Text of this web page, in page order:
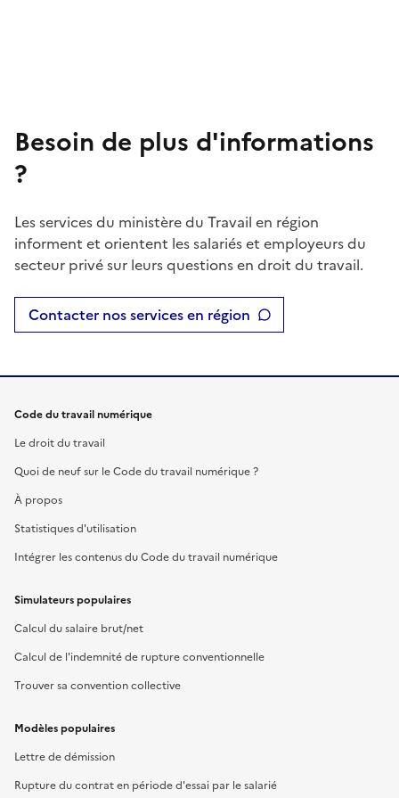
Besoin de plus d'informations
?
Les services du ministère du Travail en région
informent et orientent les salariés et employeurs du
secteur privé sur leurs questions en droit du travail.
Contacter nos services en région
Code du travail numérique
Le droit du travail
Quoi de neuf sur le Code du travail numérique ?
À propos
Statistiques d'utilisation
Intégrer les contenus du Code du travail numérique
Simulateurs populaires
Calcul du salaire brut/net
Calcul de l'indemnité de rupture conventionnelle
Trouver sa convention collective
Modèles populaires
Lettre de démission
Rupture du contrat en période d'essai par le salarié